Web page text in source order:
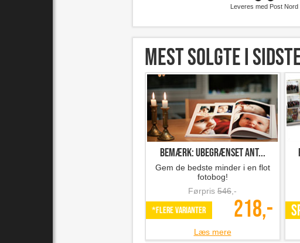
Leveres med Post Nord
Mest solgte i
Bemærk: Ubegrænset ant...
Gem de bedste minder i en flot
fotobog!
Førpris 546 ,-
*Flere varianter 218,-
Læs mere